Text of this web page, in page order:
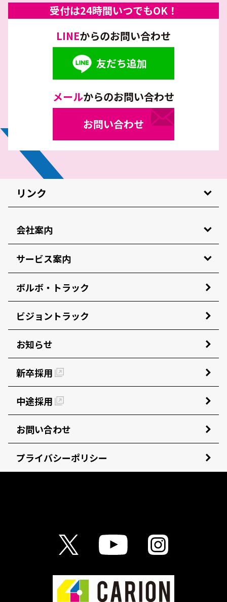
受付は24時間いつでもOK！
LINEからのお問い合わせ
友だち追加
メールからのお問い合わせ
お問い合わせ
リンク
会社案内
サービス案内
ボルボ・トラック
ビジョントラック
お知らせ
新卒採用
中途採用
お問い合わせ
プライバシーポリシー